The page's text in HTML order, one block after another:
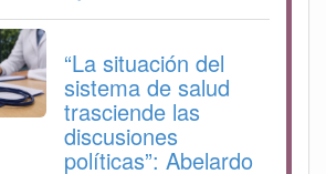
“La situación del
sistema de salud
trasciende las
discusiones
políticas”: Abelardo